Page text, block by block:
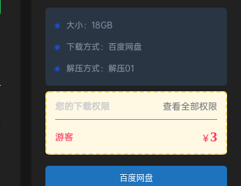
大小： 18GB
下载方式： 百度网盘
解压方式： 解压01
您的下载权限 查看全部权限
游客 ￥3
百度网盘